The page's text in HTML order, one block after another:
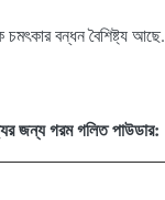
চমৎকার বন্ধন বৈশিষ্ট্য আছে.
জন্য গরম গলিত পাউডার: